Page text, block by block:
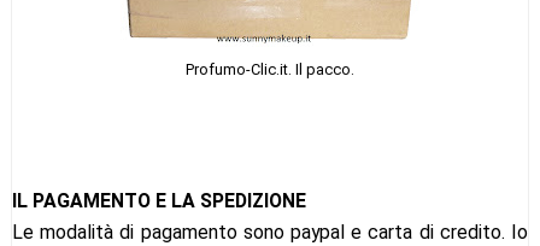
Profumo-Clic.it. Il pacco.
IL PAGAMENTO E LA SPEDIZIONE
Le modalità di pagamento sono paypal e carta di credito. Io